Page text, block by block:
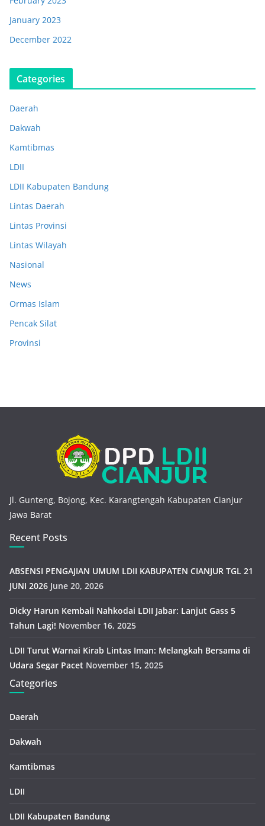
January 2023
December 2022
Categories
Daerah
Dakwah
Kamtibmas
LDII
LDII Kabupaten Bandung
Lintas Daerah
Lintas Provinsi
Lintas Wilayah
Nasional
News
Ormas Islam
Pencak Silat
Provinsi
Jl. Gunteng, Bojong, Kec. Karangtengah Kabupaten Cianjur
Jawa Barat
Recent Posts
ABSENSI PENGAJIAN UMUM LDII KABUPATEN CIANJUR TGL 21
JUNI 2026 June 20, 2026
Dicky Harun Kembali Nahkodai LDII Jabar: Lanjut Gass 5
Tahun Lagi! November 16, 2025
LDII Turut Warnai Kirab Lintas Iman: Melangkah Bersama di
Udara Segar Pacet November 15, 2025
Categories
Daerah
Dakwah
Kamtibmas
LDII
LDII Kabupaten Bandung